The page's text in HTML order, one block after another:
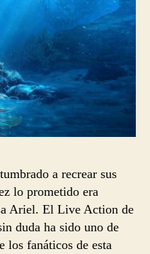
a recrear sus
lo prometido era
Ariel. El Live Action de
duda ha sido uno de
los fanáticos de esta